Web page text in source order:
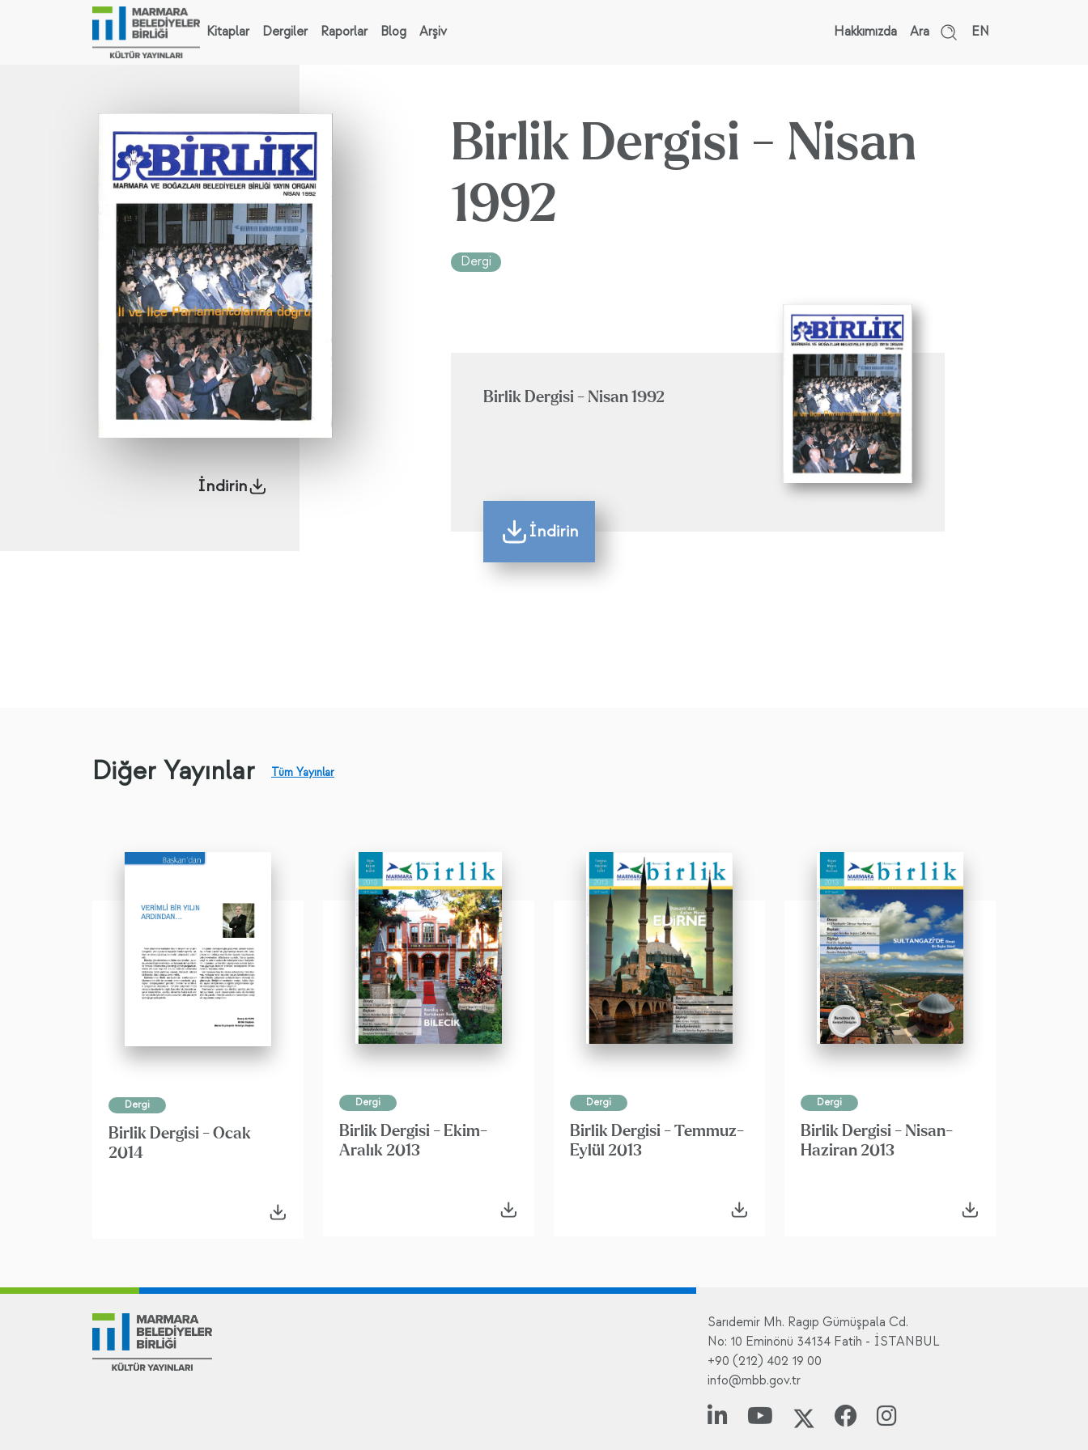
Kitaplar Dergiler Raporlar Blog Arşiv Hakkımızda Ara EN
İndirin
Birlik Dergisi - Nisan
1992
Dergi
Birlik Dergisi - Nisan 1992
İndirin
Diğer Yayınlar Tüm Yayınlar
Dergi
Birlik Dergisi - Ocak
2014
Dergi
Birlik Dergisi - Ekim-
Aralık 2013
Dergi
Birlik Dergisi - Temmuz-
Eylül 2013
Dergi
Birlik Dergisi - Nisan-
Haziran 2013
Sarıdemir Mh. Ragıp Gümüşpala Cd.
No: 10 Eminönü 34134 Fatih - İSTANBUL
+90 (212) 402 19 00
info@mbb.gov.tr